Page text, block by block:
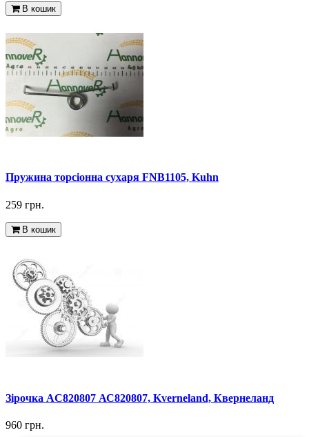
В кошик
Пружина торсіонна сухаря FNB1105, Kuhn
259 грн.
В кошик
Зірочка AC820807 АС820807, Kverneland, Квернеланд
960 грн.